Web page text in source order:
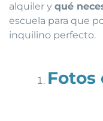
alquiler y qué
escuela para que
inquilino perfecto.
Fotos